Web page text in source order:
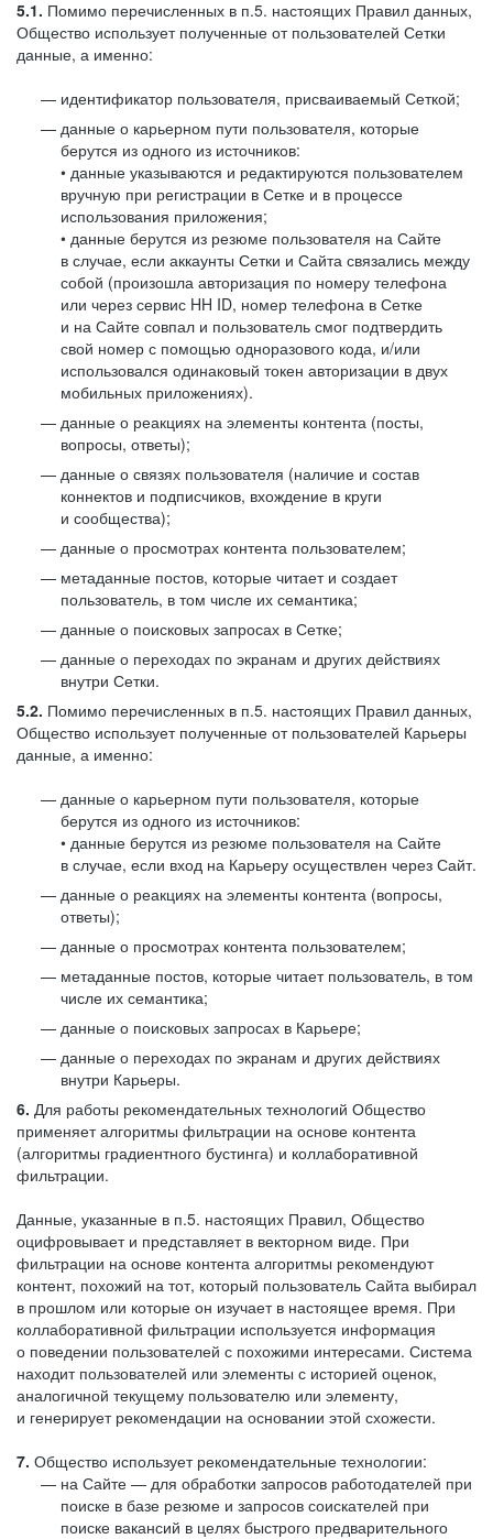
5.1. Помимо перечисленных в п.5. настоящих Правил данных,
Общество использует полученные от пользователей Сетки
данные, а именно:
идентификатор пользователя, присваиваемый Сеткой;
данные о карьерном пути пользователя, которые
берутся из одного из источников:
• данные указываются и редактируются пользователем
вручную при регистрации в Сетке и в процессе
использования приложения;
• данные берутся из резюме пользователя на Сайте
в случае, если аккаунты Сетки и Сайта связались между
собой (произошла авторизация по номеру телефона
или через сервис HH ID, номер телефона в Сетке
и на Сайте совпал и пользователь смог подтвердить
свой номер с помощью одноразового кода, и/или
использовался одинаковый токен авторизации в двух
мобильных приложениях).
данные о реакциях на элементы контента (посты,
вопросы, ответы);
данные о связях пользователя (наличие и состав
коннектов и подписчиков, вхождение в круги
и сообщества);
данные о просмотрах контента пользователем;
метаданные постов, которые читает и создает
пользователь, в том числе их семантика;
данные о поисковых запросах в Сетке;
данные о переходах по экранам и других действиях
внутри Сетки.
5.2. Помимо перечисленных в п.5. настоящих Правил данных,
Общество использует полученные от пользователей Карьеры
данные, а именно:
данные о карьерном пути пользователя, которые
берутся из одного из источников:
• данные берутся из резюме пользователя на Сайте
в случае, если вход на Карьеру осуществлен через Сайт.
данные о реакциях на элементы контента (вопросы,
ответы);
данные о просмотрах контента пользователем;
метаданные постов, которые читает пользователь, в том
числе их семантика;
данные о поисковых запросах в Карьере;
данные о переходах по экранам и других действиях
внутри Карьеры.
6. Для работы рекомендательных технологий Общество
применяет алгоритмы фильтрации на основе контента
(алгоритмы градиентного бустинга) и коллаборативной
фильтрации.
Данные, указанные в п.5. настоящих Правил, Общество
оцифровывает и представляет в векторном виде. При
фильтрации на основе контента алгоритмы рекомендуют
контент, похожий на тот, который пользователь Сайта выбирал
в прошлом или которые он изучает в настоящее время. При
коллаборативной фильтрации используется информация
о поведении пользователей с похожими интересами. Система
находит пользователей или элементы с историей оценок,
аналогичной текущему пользователю или элементу,
и генерирует рекомендации на основании этой схожести.
7. Общество использует рекомендательные технологии:
на Сайте — для обработки запросов работодателей при
поиске в базе резюме и запросов соискателей при
поиске вакансий в целях быстрого предварительного